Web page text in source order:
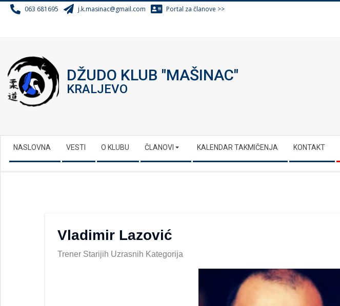
Skip
063 681695 j.k.masinac@gmail.com Portal za članove >>
DŽUDO KLUB "MAŠINAC"
KRALJEVO
Navigation
Menu
NASLOVNA VESTI O KLUBU ČLANOVI KALENDAR TAKMIČENJA KONTAKT
Vladimir Lazović
Trener Starijih Uzrasnih Kategorija